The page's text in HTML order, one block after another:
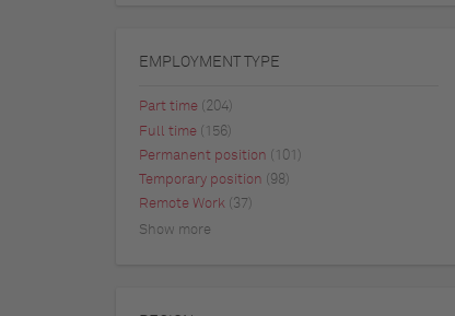
EMPLOYMENT TYPE
Part time
(204)
Full time (156)
Permanent position (101)
Temporary position (98)
Remote Work
(37)
Show more